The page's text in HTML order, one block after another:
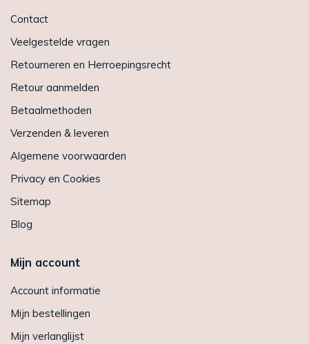
Contact
Veelgestelde vragen
Retourneren en Herroepingsrecht
Retour aanmelden
Betaalmethoden
Verzenden & leveren
Algemene voorwaarden
Privacy en Cookies
Sitemap
Blog
Mijn account
Account informatie
Mijn bestellingen
Mijn verlanglijst